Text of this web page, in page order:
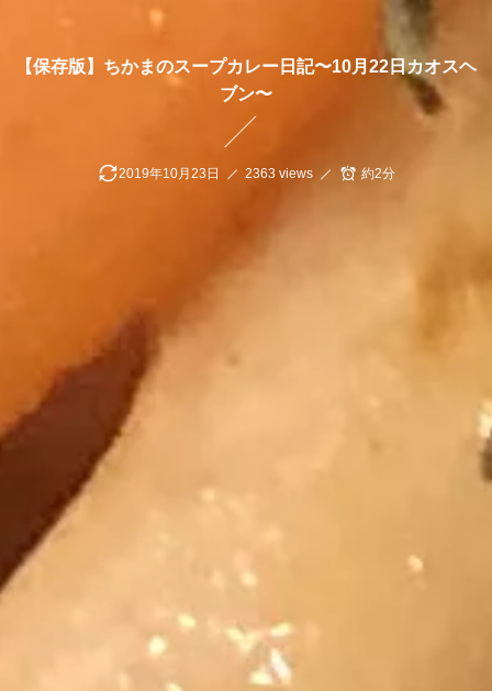
【保存版】ちかまのスープカレー日記〜10月22日カオスヘ
ブン〜
2019年10月23日 2363 views 約2分